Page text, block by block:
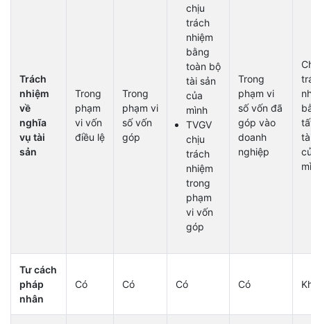
Trách
nhiệm
về
nghĩa
vụ tài
sản
Trong
phạm
vi vốn
điều lệ
Trong
phạm vi
số vốn
góp
chịu
trách
nhiệm
bằng
toàn bộ
tài sản
của
mình
TVGV
chịu
trách
nhiệm
trong
phạm
vi vốn
góp
Trong
phạm vi
số vốn đã
góp vào
doanh
nghiệp
Tư cách
pháp
nhân
Có Có Có Có